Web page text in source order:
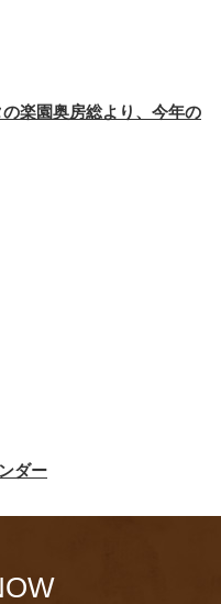
楽園奥房総より、今年の
ダー